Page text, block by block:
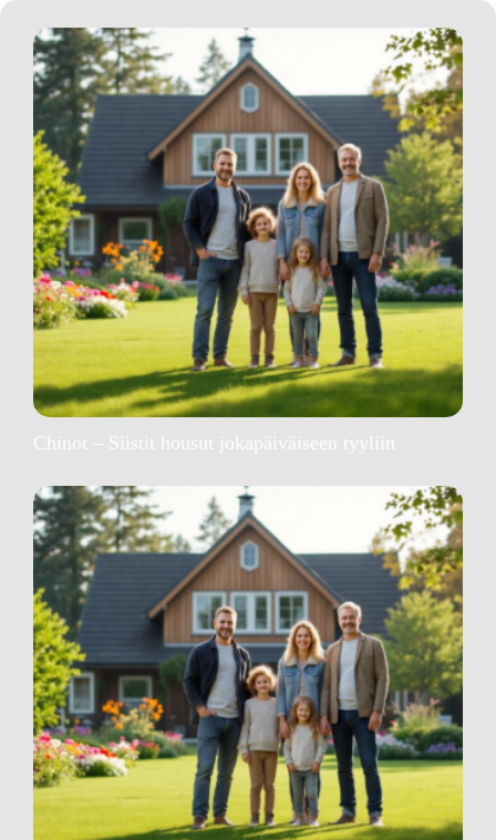
Chinot – Siistit housut jokapäiväiseen tyyliin